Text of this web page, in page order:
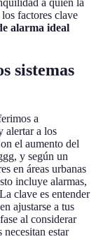
a quien la
factores clave
alarma ideal
sistemas
a
alertar a los
el aumento del
y según un
en áreas urbanas
incluye alarmas,
clave es entender
ajustarse a tus
al considerar
estar